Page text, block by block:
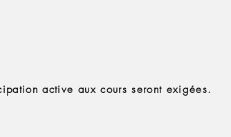
active aux cours seront exigées.